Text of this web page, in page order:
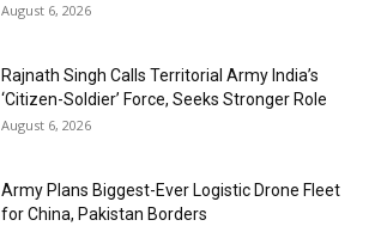
August 6, 2026
Rajnath Singh Calls Territorial Army India’s
‘Citizen-Soldier’ Force, Seeks Stronger Role
August 6, 2026
Army Plans Biggest-Ever Logistic Drone Fleet
for China, Pakistan Borders